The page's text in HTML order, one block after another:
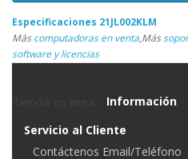
Especificaciones 21JL002KLM
Máscomputadoras en venta,Más
software y licencias
Información
Servicio al Cliente
Contáctenos Email/Teléfono